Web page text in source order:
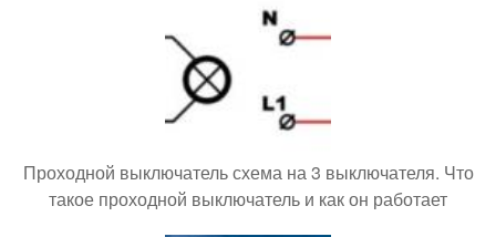
Проходной выключатель схема на 3 выключателя. Что
такое проходной выключатель и как он работает